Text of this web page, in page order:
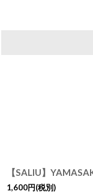
1,600円(税別)